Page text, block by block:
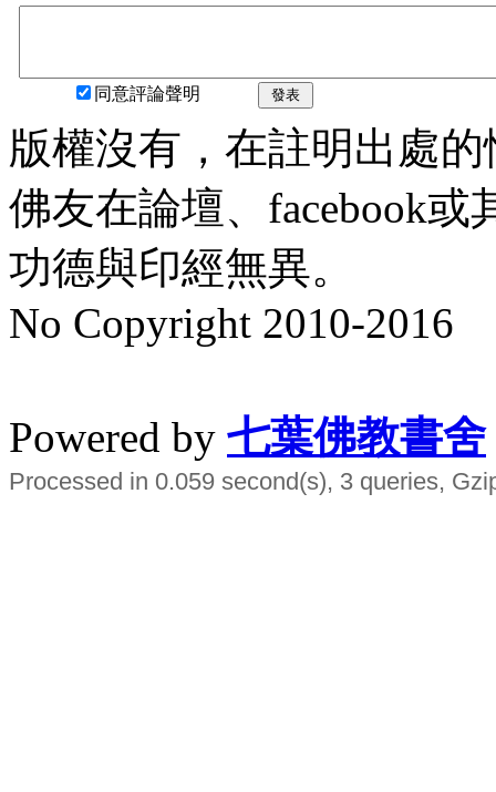
同意評論聲明 發表
版權沒有，在註明出處
佛友在論壇、facebook
功德與印經無異。
No Copyright 2010-2016
Powered by 七葉佛教書舍
Processed in 0.059 second(s), 3 queries,